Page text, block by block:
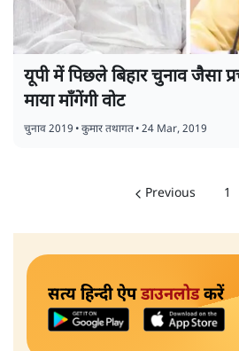
यूपी में पिछले बिहार चुनाव जैसा
माया माँगेंगी वोट
चुनाव 2019 •कुमार तथागत•24 Mar, 2019
Previous 1
सत्य हिन्दी ऐपडाउनलोडकरें